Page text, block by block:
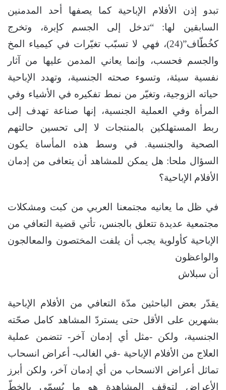
تبدو إذن الأفلام الإباحية كما يصفها أحد المدمنين
السابقين لها: “تدخل إلى الجسم كإبرة، وتخرج
كخُطّاف”(24)، فهي لا تسبّب تغيّرات في كيمياء المخ
والجسم فحسب، وإنما يعاني المدمن عليها من آثار
نفسية سيئة، وتسوء صحته الجنسية، وتهدد الإباحية
حياته الزوجية، وتغيّر من نمط تفكيره في الأشياء وفي
المرأة وفي العملية الجنسية، إنها صناعة تهدف إلى
ربط المستهلكين بالمنتجات لا إلى تحسين حالتهم
الصحية والجنسية. في وسط هذه المأساة يكون
السؤال ملحا: هل يمكن للمشاهد أن يتعافى من إدمان
الأفلام الإباحية؟
في ظل ما يعانيه مجتمعنا العربي من كبت ومشكلات
مجتمعية عديدة تتعلق بالجنس، تأتي قضية التعافي من
الإباحية كأولوية يجب أن يلفت المختصون والمعالجون
والواعظون
أن سبلاش
يقدّر بعض الباحثين مدّة التعافي من الأفلام الإباحية
بشهرين على الأقل حتى يستردّ المشاهد كامل صحّته
الجنسية، ولكن -مثل أي إدمان آخر- تتضمن عملية
العلاج من الأفلام الإباحية -في الغالب- أعراض انسحاب
تماثل أعراض الانسحاب من أي إدمان آخر، ولكن أبرز
الأعراض لتوقف المشاهدة هو ما يُسمّى بالخطّ